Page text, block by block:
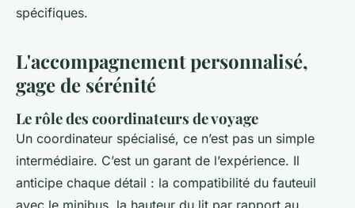
spécifiques.
L'accompagnement personnalisé,
gage de sérénité
Le rôle des coordinateurs de voyage
Un coordinateur spécialisé, ce n’est pas un simple
intermédiaire. C’est un garant de l’expérience. Il
anticipe chaque détail : la compatibilité du fauteuil